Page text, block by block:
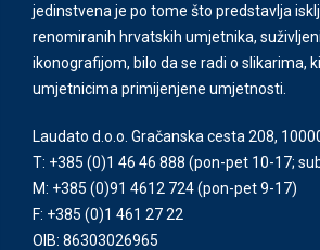
jedinstvena je po tome što predstavlja
renomiranih hrvatskih umjetnika,
ikonografijom, bilo da se radi o slikarima,
umjetnicima primijenjene umjetnosti.
Laudato d.o.o. Gračanska cesta 208,
T: +385 (0)1 46 46 888 (pon-pet 10-17;
M: +385 (0)91 4612 724(pon-pet 9-17)
F: +385 (0)1 461 27 22
OIB: 86303026965